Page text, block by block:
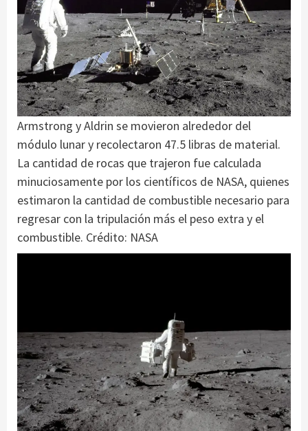
Armstrong y Aldrin se movieron alrededor del
módulo lunar y recolectaron 47.5 libras de material.
La cantidad de rocas que trajeron fue calculada
minuciosamente por los científicos de NASA, quienes
estimaron la cantidad de combustible necesario para
regresar con la tripulación más el peso extra y el
combustible. Crédito: NASA